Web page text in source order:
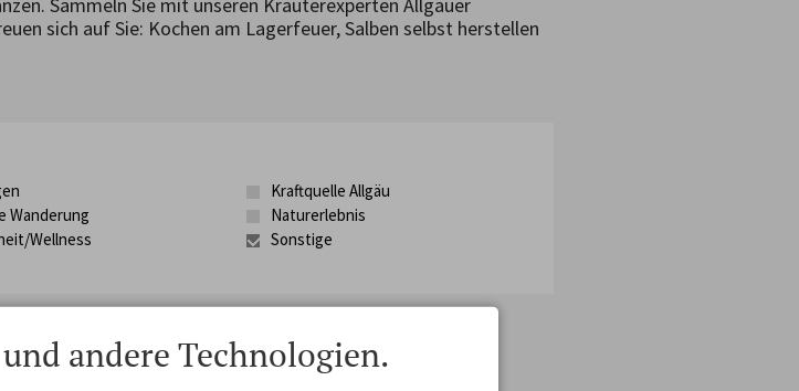
sich auf Sie: Kochen am Lagerfeuer, Salben selbst herstellen
Wanderung
Wellness
Kraftquelle Allgäu
Naturerlebnis
Sonstige
andere Technologien.